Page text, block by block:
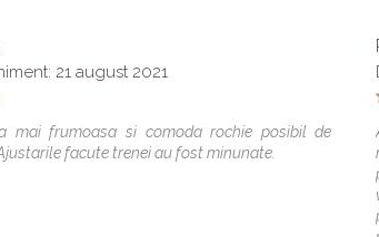
21 august 2021
mai frumoasa si comoda rochie posibil de
facute trenei au fost minunate.